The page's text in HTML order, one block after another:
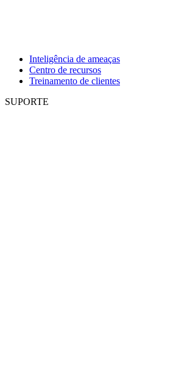
Inteligência de ameaças
Centro de recursos
Treinamento de clientes
SUPORTE